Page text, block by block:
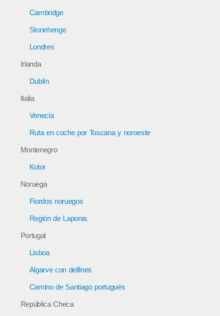
Cambridge
Stonehenge
Londres
Irlanda
Dublín
Italia
Venecia
Ruta en coche por Toscana y noroeste
Montenegro
Kotor
Noruega
Fiordos noruegos
Región de Laponia
Portugal
Lisboa
Algarve con delfines
Camino de Santiago portugués
República Checa